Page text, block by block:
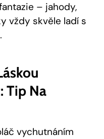
– ‍jahody,
vždy skvěle ladí s
⁢Tip Na
vychutnáním